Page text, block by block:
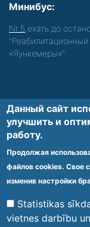
Минибус:
Nr.5 ,ехать до
"Реабилитационный
«Яункемеры»".
Обеспечиваем
Footer
menu
Данный сайт
улучшить и
работу.
Продолжая
файлов cookies. Свое
изменив настройки
Statistikas
vietnes darbību